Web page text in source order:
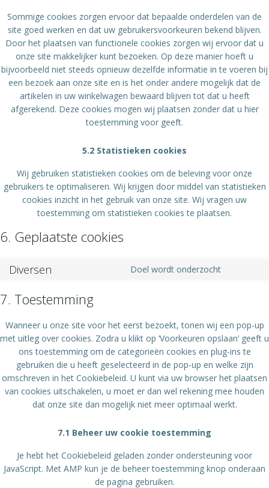
Sommige cookies zorgen ervoor dat bepaalde onderdelen van de
site goed werken en dat uw gebruikersvoorkeuren bekend blijven.
Door het plaatsen van functionele cookies zorgen wij ervoor dat u
onze site makkelijker kunt bezoeken. Op deze manier hoeft u
bijvoorbeeld niet steeds opnieuw dezelfde informatie in te voeren bij
een bezoek aan onze site en is het onder andere mogelijk dat de
artikelen in uw winkelwagen bewaard blijven tot dat u heeft
afgerekend. Deze cookies mogen wij plaatsen zonder dat u hier
toestemming voor geeft.
5.2 Statistieken cookies
Wij gebruiken statistieken cookies om de beleving voor onze
gebruikers te optimaliseren. Wij krijgen door middel van statistieken
cookies inzicht in het gebruik van onze site. Wij vragen uw
toestemming om statistieken cookies te plaatsen.
6. Geplaatste cookies
Diversen Doel wordt onderzocht
7. Toestemming
Wanneer u onze site voor het eerst bezoekt, tonen wij een pop-up
met uitleg over cookies. Zodra u klikt op ‘Voorkeuren opslaan’ geeft u
ons toestemming om de categorieën cookies en plug-ins te
gebruiken die u heeft geselecteerd in de pop-up en welke zijn
omschreven in het Cookiebeleid. U kunt via uw browser het plaatsen
van cookies uitschakelen, u moet er dan wel rekening mee houden
dat onze site dan mogelijk niet meer optimaal werkt.
7.1 Beheer uw cookie toestemming
Je hebt het Cookiebeleid geladen zonder ondersteuning voor
JavaScript. Met AMP kun je de beheer toestemming knop onderaan
de pagina gebruiken.